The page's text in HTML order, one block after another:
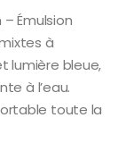
– Émulsion
à
lumière bleue,
à l’eau.
toute la